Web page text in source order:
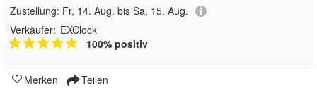
Zustellung: Fr, 14. Aug. bis Sa, 15. Aug.
Verkäufer: EXClock
100% positiv
Merken Teilen